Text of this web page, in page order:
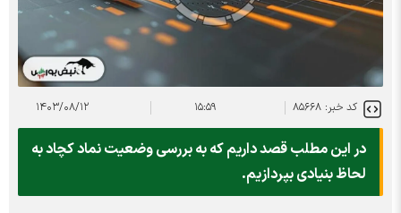
کد خبر: ۸۵۶۶۸ ۱۵:۵۹ ۱۴۰۳/۰۸/۱۲
در این مطلب قصد داریم که به بررسی وضعیت نماد کچاد به
لحاظ بنیادی بپردازیم.